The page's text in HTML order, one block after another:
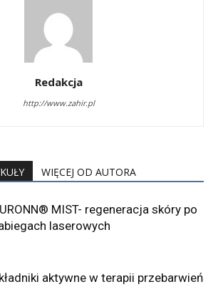
Redakcja
http://www.zahir.pl
WIĘCEJ OD AUTORA
MIST- regeneracja skóry po
laserowych
aktywne w terapii przebarwień